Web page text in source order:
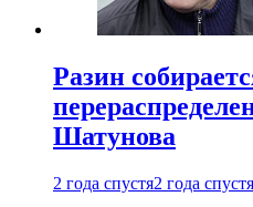
Разин
Шатунова
2 года спустя2 года спустя